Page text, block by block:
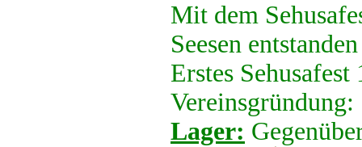
Mit dem
Seesen
Erstes Sehusafest
Vereinsgründung:
Lager: